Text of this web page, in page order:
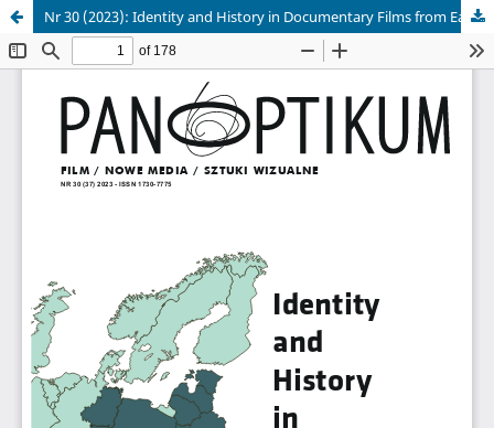
Nr 30 (2023): Identity and History in Documentary Films from Eastern Europe